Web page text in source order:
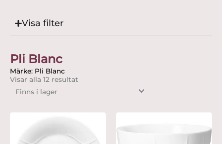
Visa filter
Pli Blanc
Märke: Pli Blanc
Visar alla 12 resultat